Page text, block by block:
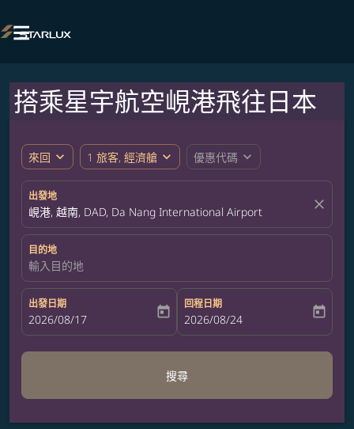

搭乘星宇航空峴港飛往日本
來回 expand_more 1 旅客, 經濟艙 expand_more 優惠代碼 expand_more
出發地
峴港, 越南, DAD, Da Nang International Airport close
目的地
輸入目的地
出發日期
fc-booking-departure-date-aria-label
2026/08/17 today
回程日期
fc-booking-return-date-aria-label
2026/08/24 today
搜尋